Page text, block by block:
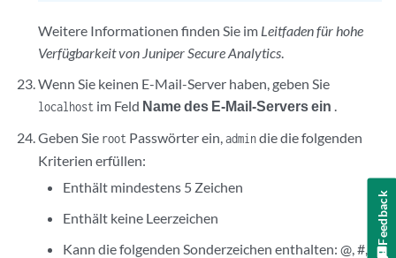
Weitere Informationen finden Sie im Leitfaden für hohe
Verfügbarkeit von Juniper Secure Analytics.
Wenn Sie keinen E-Mail-Server haben, geben Sie
localhost im Feld Name des E-Mail-Servers ein .
Geben Sie root Passwörter ein,admindie die folgenden
Kriterien erfüllen:
Enthält mindestens 5 Zeichen
Enthält keine Leerzeichen
Kann die folgenden Sonderzeichen enthalten: @, #, ^,
Feedback